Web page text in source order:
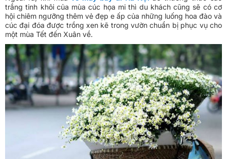
trắng tinh khôi của mùa cúc họa mi thì du khách cũng sẽ có cơ
hội chiêm ngưỡng thêm vẻ đẹp e ấp của những luống hoa đào và
cúc đại đóa được trồng xen kẽ trong vườn chuẩn bị phục vụ cho
một mùa Tết đến Xuân về.